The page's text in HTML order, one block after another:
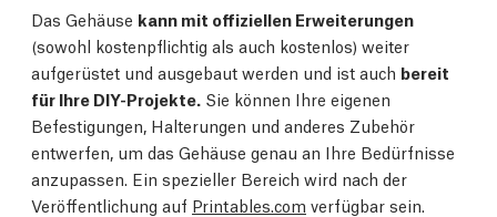
Das Gehäuse kann mit offiziellen Erweiterungen
(sowohl kostenpflichtig als auch kostenlos) weiter
aufgerüstet und ausgebaut werden und ist auch bereit
für Ihre DIY-Projekte. Sie können Ihre eigenen
Befestigungen, Halterungen und anderes Zubehör
entwerfen, um das Gehäuse genau an Ihre Bedürfnisse
anzupassen. Ein spezieller Bereich wird nach der
Veröffentlichung auf Printables.com verfügbar sein.